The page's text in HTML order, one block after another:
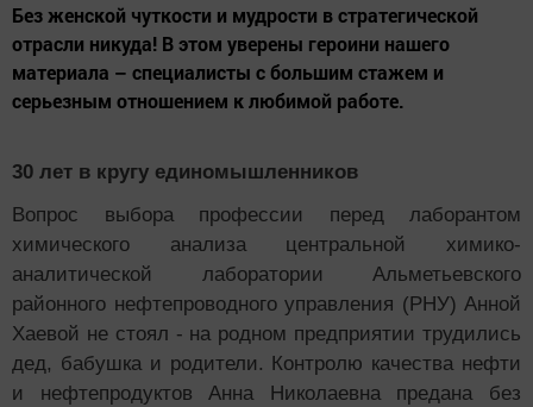
Без женской чуткости и мудрости в стратегической
отрасли никуда! В этом уверены героини нашего
материала – специалисты с большим стажем и
серьезным отношением к любимой работе.
30 лет в кругу единомышленников
Вопрос выбора профессии перед лаборантом
химического анализа центральной химико-
аналитической лаборатории Альметьевского
районного нефтепроводного управления (РНУ) Анной
Хаевой не стоял - на родном предприятии трудились
дед, бабушка и родители. Контролю качества нефти
и нефтепродуктов Анна Николаевна предана без